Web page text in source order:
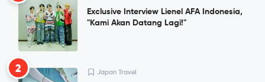
Exclusive Interview Lienel AFA Indonesia,
"Kami Akan Datang Lagi!"
2 Japan Travel